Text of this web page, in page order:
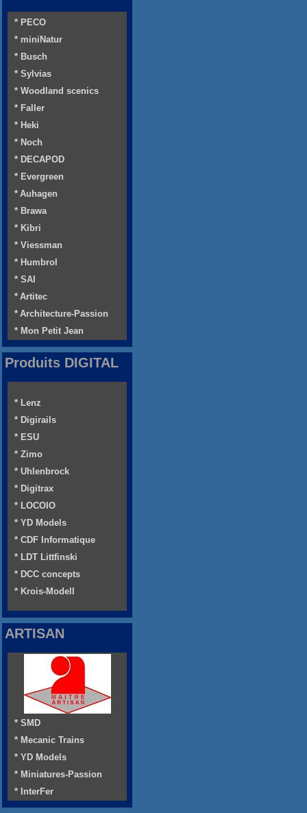
* PECO
* miniNatur
* Busch
* Sylvias
* Woodland scenics
* Faller
* Heki
* Noch
* DECAPOD
* Evergreen
* Auhagen
* Brawa
* Kibri
* Viessman
* Humbrol
* SAI
* Artitec
* Architecture-Passion
* Mon Petit Jean
Produits DIGITAL
* Lenz
* Digirails
* ESU
* Zimo
* Uhlenbrock
* Digitrax
* LOCOIO
* YD Models
* CDF Informatique
* LDT Littfinski
* DCC concepts
* Krois-Modell
ARTISAN
* SMD
* Mecanic Trains
* YD Models
* Miniatures-Passion
* InterFer